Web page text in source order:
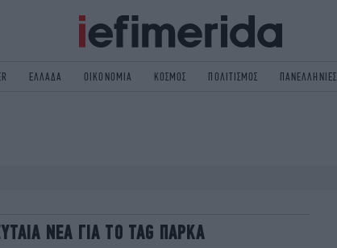
ΕΛΛΑΔΑ ΟΙΚΟΝΟΜΙΑ ΚΟΣΜΟΣ ΠΟΛΙΤΙΣΜΟΣ ΠΑΝΕΛΛΗΝΙΕΣ
PODCAST
ΝΕΑ ΓΙΑ ΤΟ TAG ΠΑΡΚΑ